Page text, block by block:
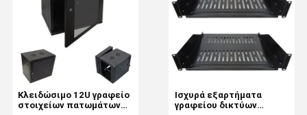
Σπίτι Προϊόντα
Περίπου
Γύρος
Ισχυρά εξαρτήματα
γραφείου δικτύων
Κλειδώσιμο 12U γραφείο
στοιχείων πατωμάτων